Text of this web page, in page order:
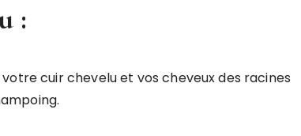
:
cuir chevelu et vos cheveux des racines